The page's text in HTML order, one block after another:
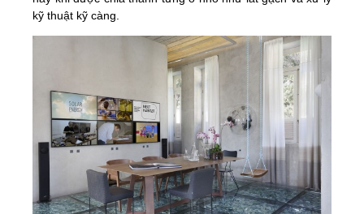
kỹ thuật kỹ càng.